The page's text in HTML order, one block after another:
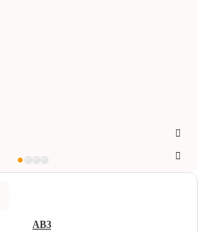
АВЗ